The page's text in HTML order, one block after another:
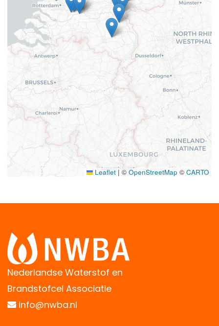
Leaflet | © OpenStreetMap © CARTO
Nederlandse Waterstof en
Brandstofcel Associatie
info@nwba.nl